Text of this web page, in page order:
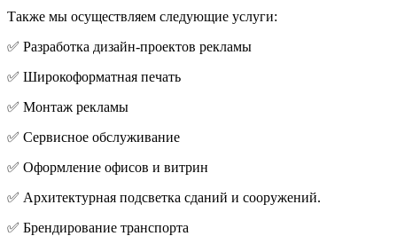
Также мы осуществляем следующие услуги:
✅ Разработка дизайн-проектов рекламы
✅ Широкоформатная печать
✅ Монтаж рекламы
✅ Сервисное обслуживание
✅ Оформление офисов и витрин
✅ Архитектурная подсветка сданий и сооружений.
✅ Брендирование транспорта